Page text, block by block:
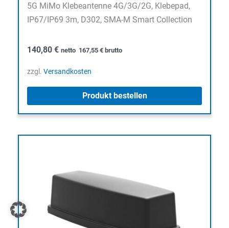
5G MiMo Klebeantenne 4G/3G/2G, Klebepad,
IP67/IP69 3m, D302, SMA-M Smart Collection
140,80 € netto 167,55 € brutto
zzgl. Versandkosten
Produkt bestellen